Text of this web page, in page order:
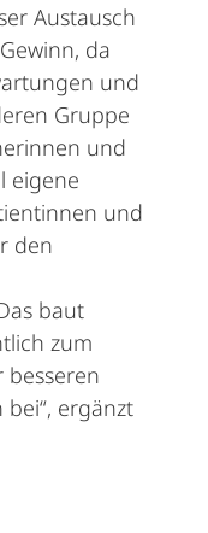
Austausch
da
und
Gruppe
und
eigene
und
den
baut
zum
ergänzt